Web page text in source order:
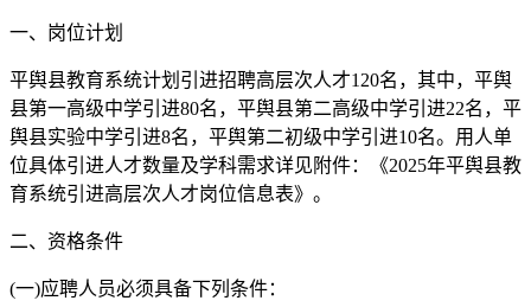
一、岗位计划
平舆县教育系统计划引进招聘高层次人才120名，其中，平舆
县第一高级中学引进80名，平舆县第二高级中学引进22名，平
舆县实验中学引进8名，平舆第二初级中学引进10名。用人单
位具体引进人才数量及学科需求详见附件：《2025年平舆县教
育系统引进高层次人才岗位信息表》。
二、资格条件
(一)应聘人员必须具备下列条件：